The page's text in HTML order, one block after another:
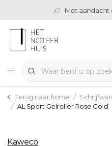
Met
Terug naar home
AL Sport Gelroller Rose Gold
Kaweco